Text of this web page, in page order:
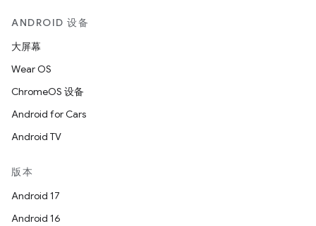
ANDROID 设备
大屏幕
Wear OS
ChromeOS 设备
Android for Cars
Android TV
版本
Android 17
Android 16